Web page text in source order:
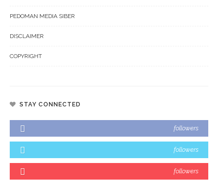
PEDOMAN MEDIA SIBER
DISCLAIMER
COPYRIGHT
STAY CONNECTED
followers
followers
followers